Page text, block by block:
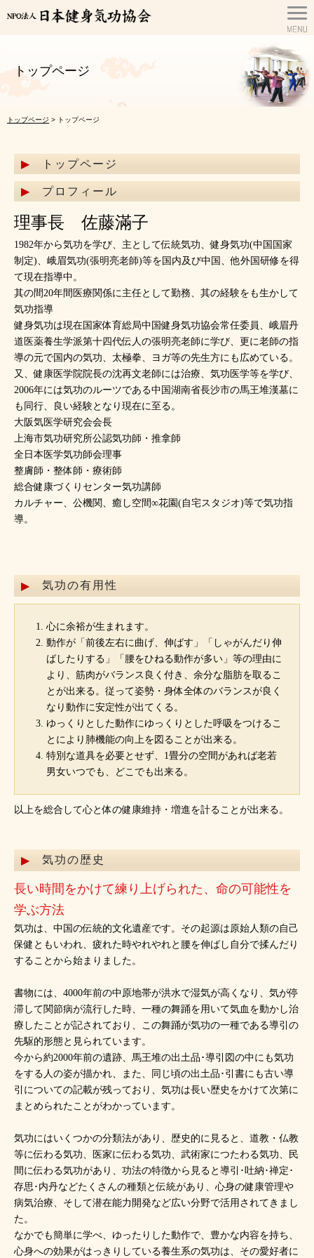
トップページ
トップページ > トップページ
トップページ
プロフィール
理事長 佐藤滿子
1982年から気功を学び、主として伝統気功、健身気功(中国国家
制定)、峨眉気功(張明亮老師)等を国内及び中国、他外国研修を得
て現在指導中。
其の間20年間医療関係に主任として勤務、其の経験をも生かして
気功指導
健身気功は現在国家体育総局中国健身気功協会常任委員、峨眉丹
道医薬養生学派第十四代伝人の張明亮老師に学び、更に老師の指
導の元で国内の気功、太極拳、ヨガ等の先生方にも広めている。
又、健康医学院院長の沈再文老師には治療、気功医学等を学び、
2006年には気功のルーツである中国湖南省長沙市の馬王堆漢墓に
も同行、良い経験となり現在に至る。
大阪気医学研究会会長
上海市気功研究所公認気功師・推拿師
全日本医学気功師会理事
整膚師・整体師・療術師
総合健康づくりセンター気功講師
カルチャー、公機関、癒し空間∞花園(自宅スタジオ)等で気功指
導。
気功の有用性
心に余裕が生まれます。
動作が「前後左右に曲げ、伸ばす」「しゃがんだり伸
ばしたりする」「腰をひねる動作が多い」等の理由に
より、筋肉がバランス良く付き、余分な脂肪を取るこ
とが出来る。従って姿勢・身体全体のバランスが良く
なり動作に安定性が出てくる。
ゆっくりとした動作にゆっくりとした呼吸をつけるこ
とにより肺機能の向上を図ることが出来る。
特別な道具を必要とせず、1畳分の空間があれば老若
男女いつでも、どこでも出来る。
以上を総合して心と体の健康維持・増進を計ることが出来る。
気功の歴史
長い時間をかけて練り上げられた、命の可能性を
学ぶ方法
気功は、中国の伝統的文化遺産です。その起源は原始人類の自己
保健ともいわれ、疲れた時やれやれと腰を伸ばし自分で揉んだり
することから始まりました。
書物には、4000年前の中原地帯が洪水で湿気が高くなり、気が停
滞して関節病が流行した時、一種の舞踊を用いて気血を動かし治
療したことが記されており、この舞踊が気功の一種である導引の
先駆的形態と見られています。
今から約2000年前の遺跡、馬王堆の出土品･導引図の中にも気功
をする人の姿が描かれ、また、同じ頃の出土品･引書にも古い導
引についての記載が残っており、気功は長い歴史をかけて次第に
まとめられたことがわかっています。
気功にはいくつかの分類法があり、歴史的に見ると、道教・仏教
等に伝わる気功、医家に伝わる気功、武術家につたわる気功、民
間に伝わる気功があり、功法の特徴から見ると導引･吐納･禅定･
存思･内丹などたくさんの種類と伝統があり、心身の健康管理や
病気治療、そして潜在能力開発など広い分野で活用されてきまし
た。
なかでも簡単に学べ、ゆったりした動作で、豊かな内容を持ち、
心身への効果がはっきりしている養生系の気功は、その愛好者に